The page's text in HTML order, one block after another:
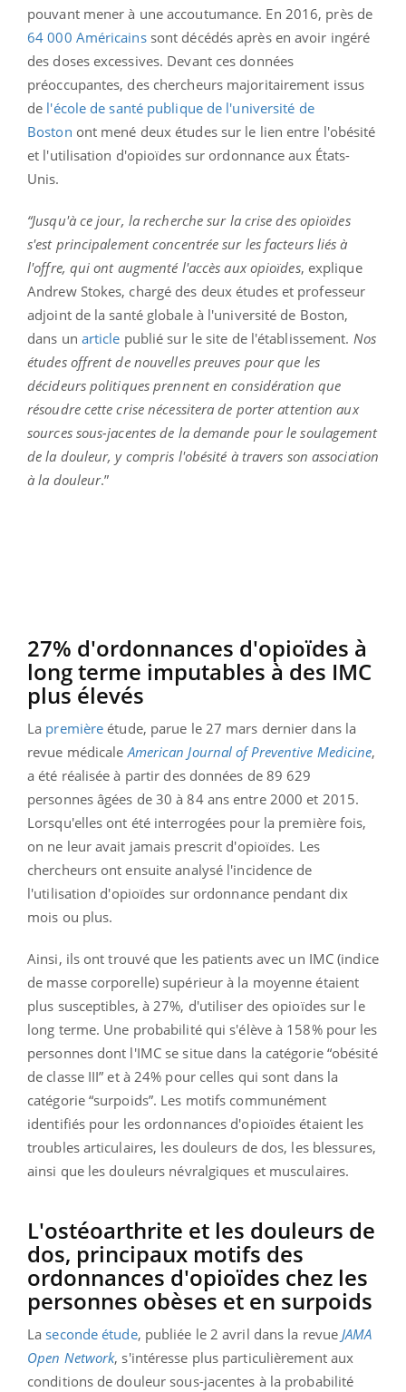
pouvant mener à une accoutumance. En 2016, près de
64 000 Américainssont décédés après en avoir ingéré
des doses excessives. Devant ces données
préoccupantes, des chercheurs majoritairement issus
de l'école de santé publique de l'université de
Boston ont mené deux études sur le lien entre l'obésité
et l'utilisation d'opioïdes sur ordonnance aux États-
Unis.
“Jusqu'à ce jour, la recherche sur la crise des opioïdes
s'est principalement concentrée sur les facteurs liés à
l'offre, qui ont augmenté l'accès aux opioïdes, explique
Andrew Stokes, chargé des deux études et professeur
adjoint de la santé globale à l'université de Boston,
dans un article publié sur le site de l'établissement. Nos
études offrent de nouvelles preuves pour que les
décideurs politiques prennent en considération que
résoudre cette crise nécessitera de porter attention aux
sources sous-jacentes de la demande pour le soulagement
de la douleur, y compris l'obésité à travers son association
à la douleur.”
27% d'ordonnances d'opioïdes à
long terme imputables à des IMC
plus élevés
La première étude, parue le 27 mars dernier dans la
revue médicale American Journal of Preventive Medicine,
a été réalisée à partir des données de 89 629
personnes âgées de 30 à 84 ans entre 2000 et 2015.
Lorsqu'elles ont été interrogées pour la première fois,
on ne leur avait jamais prescrit d'opioïdes. Les
chercheurs ont ensuite analysé l'incidence de
l'utilisation d'opioïdes sur ordonnance pendant dix
mois ou plus.
Ainsi, ils ont trouvé que les patients avec un IMC (indice
de masse corporelle) supérieur à la moyenne étaient
plus susceptibles, à 27%, d'utiliser des opioïdes sur le
long terme. Une probabilité qui s'élève à 158% pour les
personnes dont l'IMC se situe dans la catégorie “obésité
de classe III” et à 24% pour celles qui sont dans la
catégorie “surpoids”. Les motifs communément
identifiés pour les ordonnances d'opioïdes étaient les
troubles articulaires, les douleurs de dos, les blessures,
ainsi que les douleurs névralgiques et musculaires.
L'ostéoarthrite et les douleurs de
dos, principaux motifs des
ordonnances d'opioïdes chez les
personnes obèses et en surpoids
La seconde étude, publiée le 2 avril dans la revue JAMA
Open Network, s'intéresse plus particulièrement aux
conditions de douleur sous-jacentes à la probabilité